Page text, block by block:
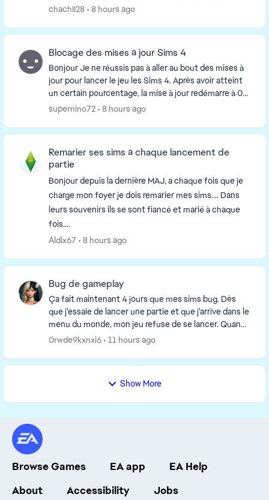
l'arrêt du jeu. Est ce que quelqu'un ren...
chachII28 8 hours ago
Blocage des mises à jour Sims 4
Bonjour Je ne réussis pas à aller au bout des mises à
jour pour lancer le jeu les Sims 4. Après avoir atteint
un certain pourcentage, la mise à jour redémarre à 0
J'ai vidé le cache comme indiqué ...
supernino72 8 hours ago
Remarier ses sims à chaque lancement de
partie
Bonjour depuis la dernière MAJ, a chaque fois que je
charge mon foyer je dois remarier mes sims…. Dans
leurs souvenirs ils se sont fiancé et marié à chaque
fois….
Aldix67
8 hours ago
Bug de gameplay
Ça fait maintenant 4 jours que mes sims bug. Dès
que j'essaie de lancer une partie et que j'arrive dans le
menu du monde, mon jeu refuse de se lancer. Quand
mon sims est installé dans une maison, le ...
0rwde9kxnxi6 11 hours ago
Show More
Browse Games EA app
EA Help
About
Accessibility Jobs